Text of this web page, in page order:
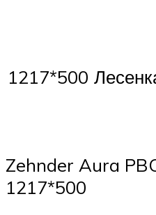
1217*500
Zehnder Aura
1217*500